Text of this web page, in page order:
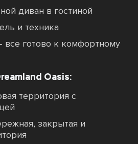
диван в гостиной
и техника
все готово к комфортному
Oasis:
территория с
закрытая и